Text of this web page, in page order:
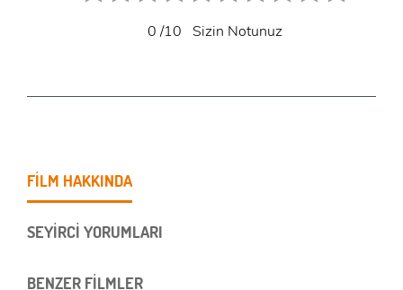
0/10 Sizin Notunuz
FİLM HAKKINDA
SEYİRCİ YORUMLARI
BENZER FİLMLER